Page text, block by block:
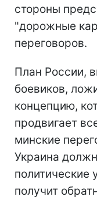
стороны
"дорожные
переговоров.
План России,
боевиков,
концепцию,
продвигает
минские
Украина
политические
получит